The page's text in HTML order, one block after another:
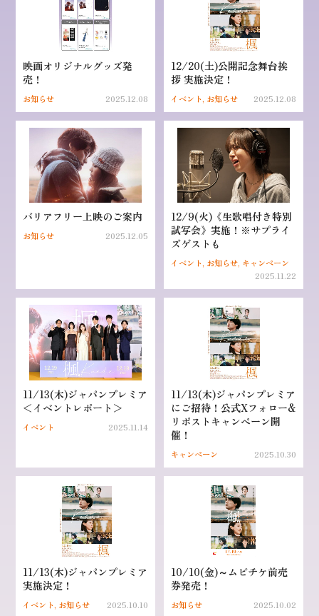
映画オリジナルグッズ発
売！
お知らせ 2025.12.08
12/20(土)公開記念舞台挨
拶 実施決定！
イベント, お知らせ 2025.12.08
バリアフリー上映のご案内
お知らせ 2025.12.05
12/9(火)《生歌唱付き特別
試写会》実施！※サプライ
ズゲストも
イベント, お知らせ, キャンペーン
2025.11.22
11/13(木)ジャパンプレミア
＜イベントレポート＞
イベント 2025.11.14
11/13(木)ジャパンプレミア
にご招待！公式Xフォロー&
リポストキャンペーン開
催！
キャンペーン 2025.10.30
11/13(木)ジャパンプレミア
実施決定！
イベント, お知らせ 2025.10.10
10/10(金)～ムビチケ前売
券発売！
お知らせ 2025.10.02